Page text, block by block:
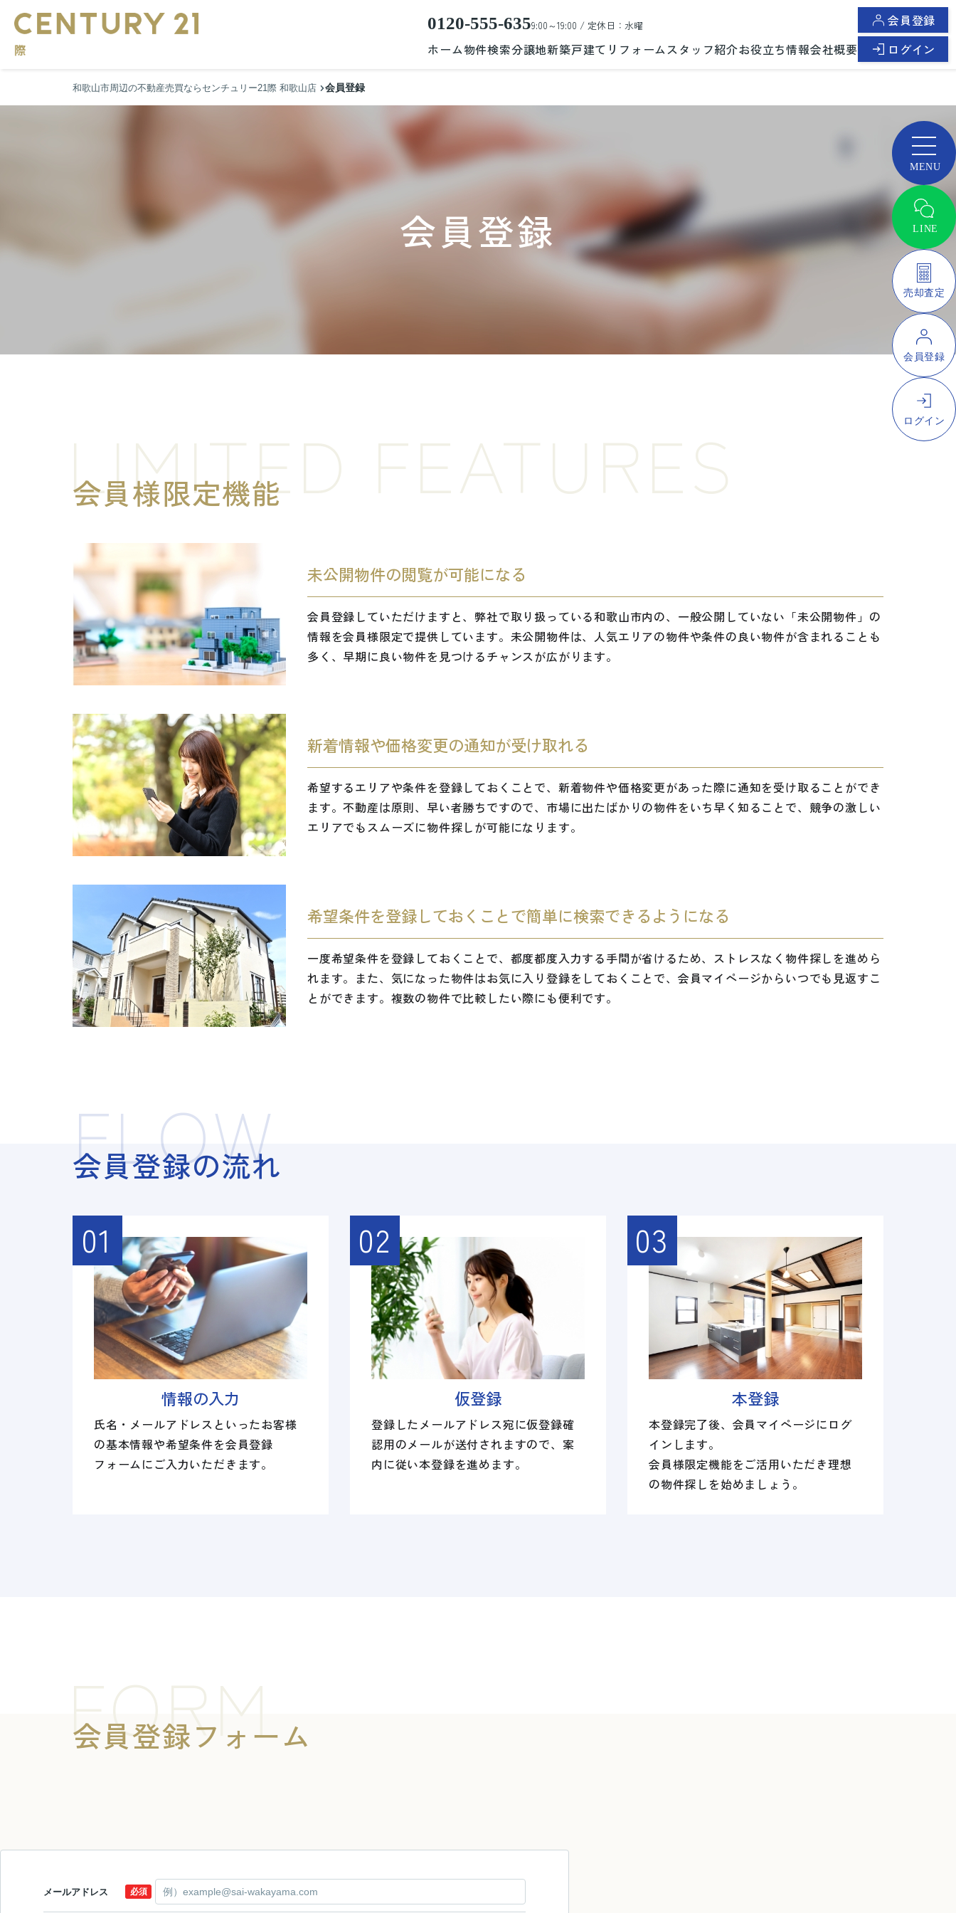
0120-555-6359:00～19:00 / 定休日：水曜
ホーム物件検索分譲地新築戸建て リフォーム スタッフ紹介お役立ち情報会社概要
会員登録
ログイン
和歌山市周辺の不動産売買ならセンチュリー21際 和歌山店 会員登録
会員登録
会員様限定機能
LIMITED FEATURES
未公開物件の閲覧が可能になる
会員登録していただけますと、弊社で取り扱っている和歌山市内の、一般公開していない「未公開物件」の
情報を会員様限定で提供しています。未公開物件は、人気エリアの物件や条件の良い物件が含まれることも
多く、早期に良い物件を見つけるチャンスが広がります。
新着情報や価格変更の通知が受け取れる
希望するエリアや条件を登録しておくことで、新着物件や価格変更があった際に通知を受け取ることができ
ます。不動産は原則、早い者勝ちですので、市場に出たばかりの物件をいち早く知ることで、競争の激しい
エリアでもスムーズに物件探しが可能になります。
希望条件を登録しておくことで簡単に検索できるようになる
一度希望条件を登録しておくことで、都度都度入力する手間が省けるため、ストレスなく物件探しを進めら
れます。また、気になった物件はお気に入り登録をしておくことで、会員マイページからいつでも見返すこ
とができます。複数の物件で比較したい際にも便利です。
会員登録の流れ
FLOW
01
情報の入力
氏名・メールアドレスといったお客様
の基本情報や希望条件を会員登録
フォームにご入力いただきます。
02
仮登録
登録したメールアドレス宛に仮登録確
認用のメールが送付されますので、案
内に従い本登録を進めます。
03
本登録
本登録完了後、会員マイページにログ
インします。
会員様限定機能をご活用いただき理想
の物件探しを始めましょう。
会員登録フォーム
FORM
メールアドレス 必須